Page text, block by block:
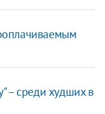
– среди худших в